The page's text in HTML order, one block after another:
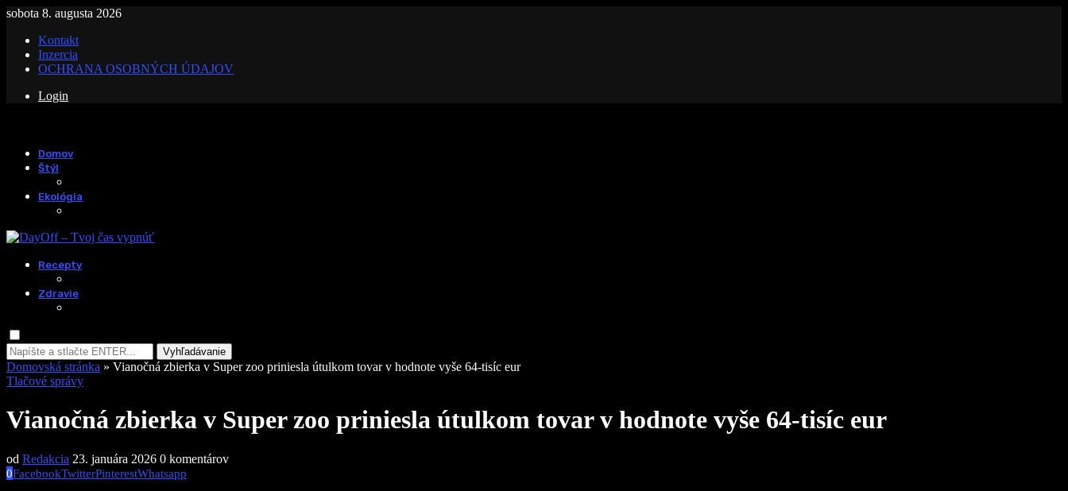
sobota 8. augusta 2026
Kontakt
Inzercia
OCHRANA OSOBNÝCH ÚDAJOV
Login
Domov
Štýl
Ekológia
Recepty
Zdravie
Vyhľadávanie
Domovská stránka » Vianočná zbierka v Super zoo priniesla útulkom tovar v hodnote vyše 64-tisíc eur
Tlačové správy
Vianočná zbierka v Super zoo priniesla útulkom tovar v hodnote vyše 64-tisíc eur
od Redakcia 23. januára 2026 0 komentárov
0FacebookTwitterPinterestWhatsapp